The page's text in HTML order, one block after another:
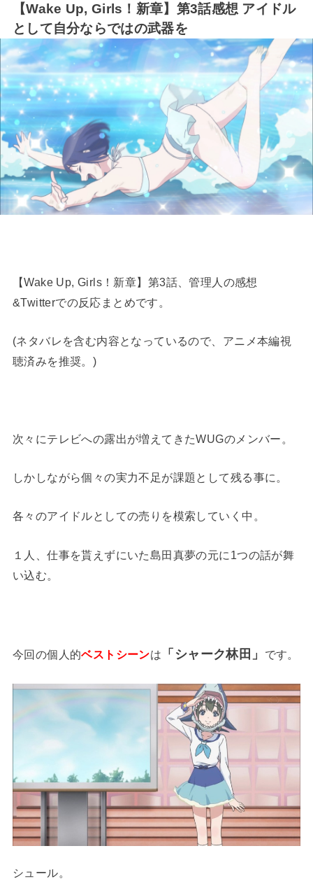
【Wake Up, Girls！新章】第3話感想 アイドル
として自分ならではの武器を
【Wake Up, Girls！新章】第3話、管理人の感想
&Twitterでの反応まとめです。
(ネタバレを含む内容となっているので、アニメ本編視
聴済みを推奨。)
次々にテレビへの露出が増えてきたWUGのメンバー。
しかしながら個々の実力不足が課題として残る事に。
各々のアイドルとしての売りを模索していく中。
１人、仕事を貰えずにいた島田真夢の元に1つの話が舞
い込む。
今回の個人的ベストシーンは 「シャーク林田」 です。
シュール。